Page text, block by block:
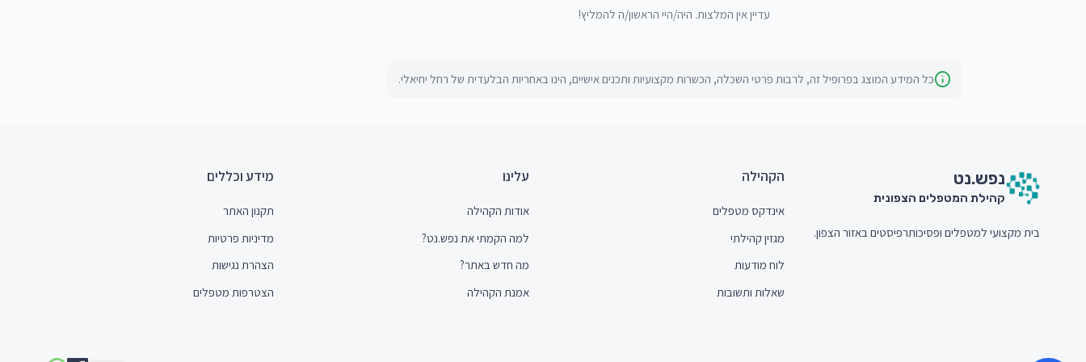
עדיין אין המלצות. היה/היי הראשון/ה להמליץ!
כל המידע המוצג בפרופיל זה, לרבות פרטי השכלה, הכשרות מקצועיות ותכנים אישיים, הינו באחריות הבלעדית של רחל יחיאלי.
נפש.נט
קהילת המטפלים הצפונית
בית מקצועי למטפלים ופסיכותרפיסטים באזור הצפון.
הקהילה
אינדקס מטפלים
מגזין קהילתי
לוח מודעות
שאלות ותשובות
עלינו
אודות הקהילה
למה הקמתי את נפש.נט?
מה חדש באתר?
אמנת הקהילה
מידע וכללים
תקנון האתר
מדיניות פרטיות
הצהרת נגישות
הצטרפות מטפלים